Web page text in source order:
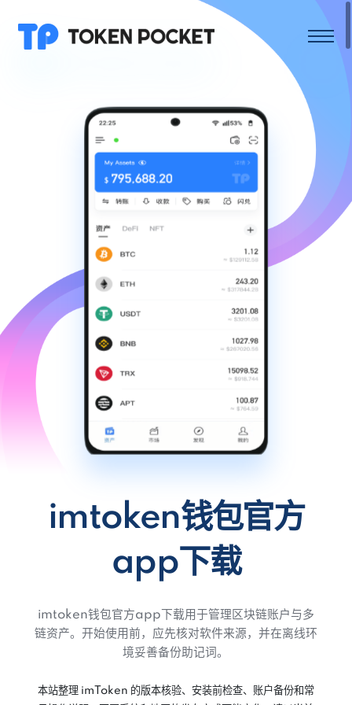
imtoken钱包官方
app下载
imtoken钱包官方app下载用于管理区块链账户与多
链资产。开始使用前，应先核对软件来源，并在离线环
境妥善备份助记词。
本站整理 imToken 的版本核验、安装前检查、账户备份和常